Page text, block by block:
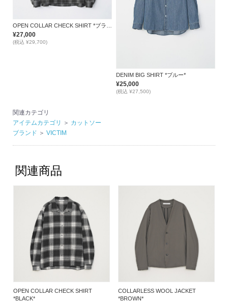
OPEN COLLAR CHECK SHIRT *ブラック*
¥27,000
(税込 ¥29,700)
DENIM BIG SHIRT *ブルー*
¥25,000
(税込 ¥27,500)
関連カテゴリ
アイテムカテゴリ
＞ カットソー
ブランド ＞ VICTIM
関連商品
OPEN COLLAR CHECK SHIRT
*BLACK*
COLLARLESS WOOL JACKET
*BROWN*